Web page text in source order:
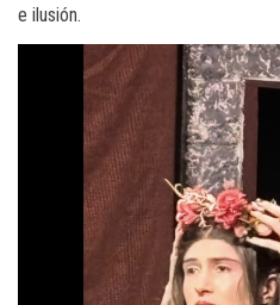
e ilusión.